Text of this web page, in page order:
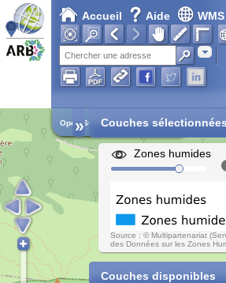
Accueil Aide WMS
Open Street Map
» Couches sélectionnées
Zones humides
Source : © Multipartenariat
des Données sur les Zones
Couches disponibles